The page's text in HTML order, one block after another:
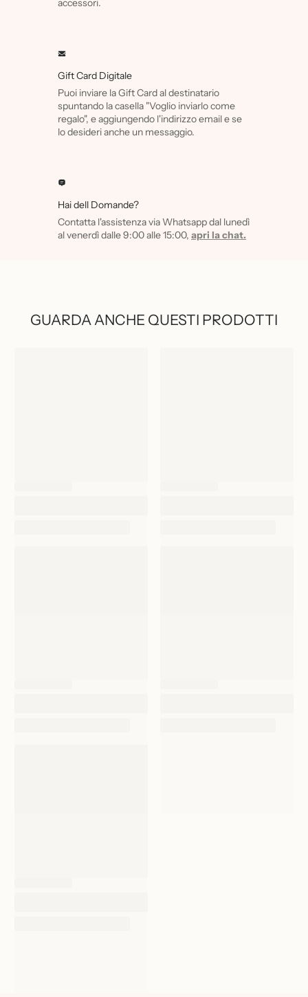
accessori.
Gift Card Digitale
Puoi inviare la Gift Card al destinatario
spuntando la casella "Voglio inviarlo come
regalo", e aggiungendo l'indirizzo email e se
lo desideri anche un messaggio.
Hai dell Domande?
Contatta l'assistenza via Whatsapp dal lunedì
al venerdì dalle 9:00 alle 15:00, apri la chat.
GUARDA ANCHE QUESTI PRODOTTI